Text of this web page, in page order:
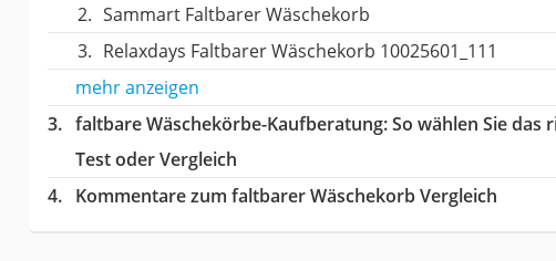
Sammart Faltbarer Wäschekorb
Relaxdays Faltbarer Wäschekorb 10025601_111
mehr anzeigen
faltbare Wäschekörbe-Kaufberatung: So wählen Sie
Test oder Vergleich
Kommentare zum faltbarer Wäschekorb Vergleich